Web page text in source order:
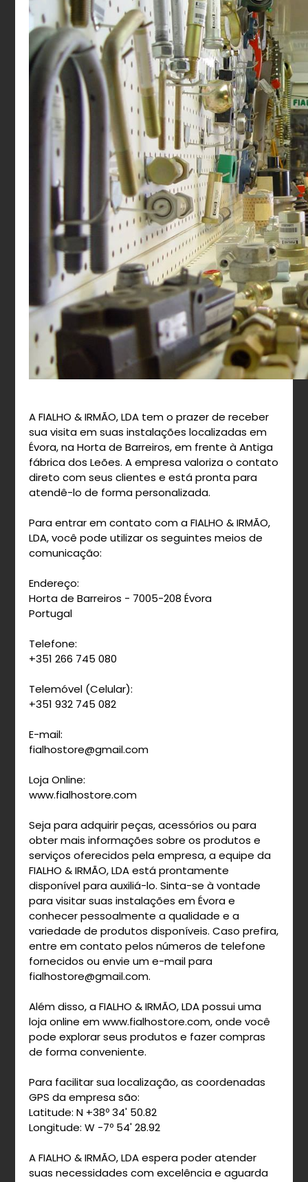
A FIALHO & IRMÃO, LDA tem o prazer de receber
sua visita em suas instalações localizadas em
Évora, na Horta de Barreiros, em frente à Antiga
fábrica dos Leões. A empresa valoriza o contato
direto com seus clientes e está pronta para
atendê-lo de forma personalizada.
Para entrar em contato com a FIALHO & IRMÃO,
LDA, você pode utilizar os seguintes meios de
comunicação:
Endereço:
Horta de Barreiros - 7005-208 Évora
Portugal
Telefone:
+351 266 745 080
Telemóvel (Celular):
+351 932 745 082
E-mail:
fialhostore@gmail.com
Loja Online:
www.fialhostore.com
Seja para adquirir peças, acessórios ou para
obter mais informações sobre os produtos e
serviços oferecidos pela empresa, a equipe da
FIALHO & IRMÃO, LDA está prontamente
disponível para auxiliá-lo. Sinta-se à vontade
para visitar suas instalações em Évora e
conhecer pessoalmente a qualidade e a
variedade de produtos disponíveis. Caso prefira,
entre em contato pelos números de telefone
fornecidos ou envie um e-mail para
fialhostore@gmail.com.
Além disso, a FIALHO & IRMÃO, LDA possui uma
loja online em www.fialhostore.com, onde você
pode explorar seus produtos e fazer compras
de forma conveniente.
Para facilitar sua localização, as coordenadas
GPS da empresa são:
Latitude: N +38º 34' 50.82
Longitude: W -7º 54' 28.92
A FIALHO & IRMÃO, LDA espera poder atender
suas necessidades com excelência e aguarda